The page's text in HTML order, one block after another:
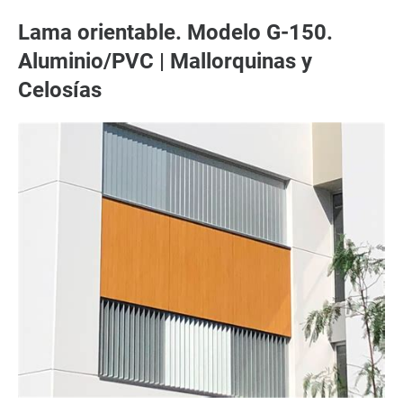
Lama orientable. Modelo G-150.
Aluminio/PVC | Mallorquinas y
Celosías